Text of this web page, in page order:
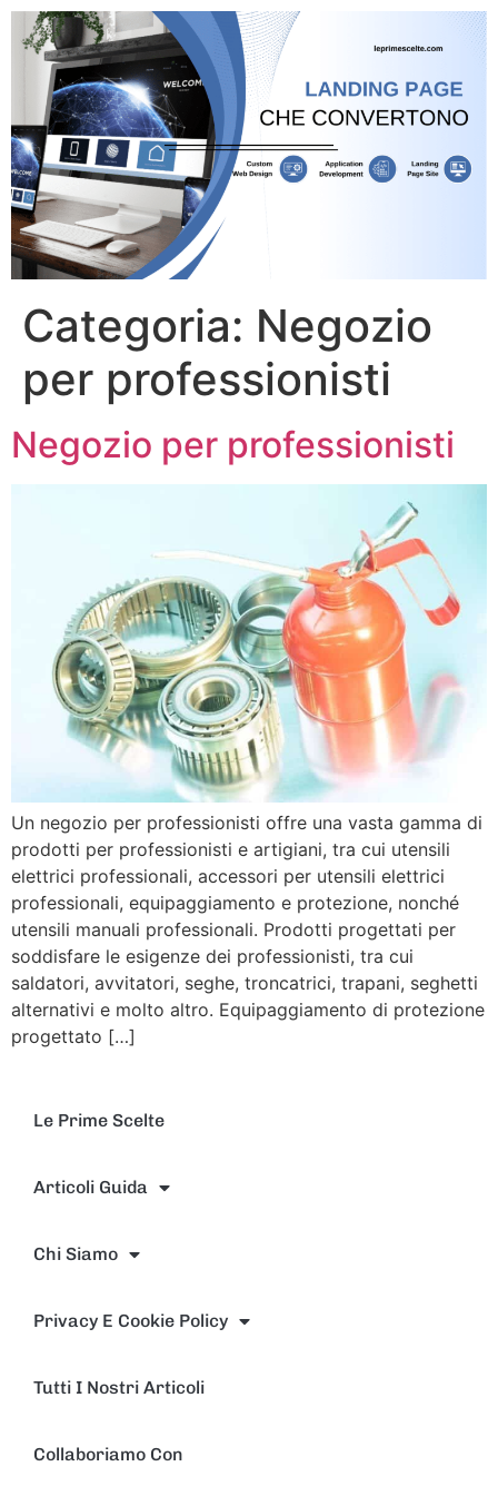
Categoria: Negozio
per professionisti
Negozio per professionisti
Un negozio per professionisti offre una vasta gamma di
prodotti per professionisti e artigiani, tra cui utensili
elettrici professionali, accessori per utensili elettrici
professionali, equipaggiamento e protezione, nonché
utensili manuali professionali. Prodotti progettati per
soddisfare le esigenze dei professionisti, tra cui
saldatori, avvitatori, seghe, troncatrici, trapani, seghetti
alternativi e molto altro. Equipaggiamento di protezione
progettato […]
Le Prime Scelte
Articoli Guida
Chi Siamo
Privacy E Cookie Policy
Tutti I Nostri Articoli
Collaboriamo Con